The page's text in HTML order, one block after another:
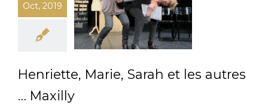
Oct, 2019
Henriette, Marie, Sarah et les autres
… Maxilly